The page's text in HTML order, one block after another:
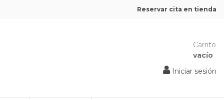
Reservar cita en tienda
Carrito
vacío
Iniciar sesión